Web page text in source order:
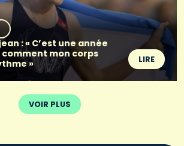
: « C’est une année
mon corps
»
LIRE
VOIR PLUS